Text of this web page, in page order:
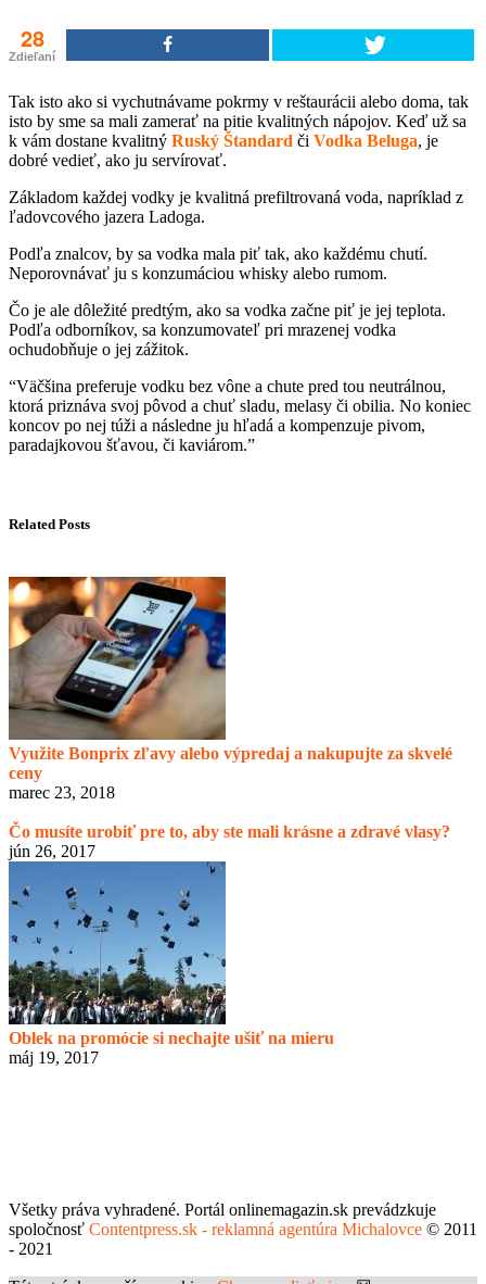
28
Zdieľaní
Tak isto ako si vychutnávame pokrmy v reštaurácii alebo doma, tak
isto by sme sa mali zamerať na pitie kvalitných nápojov. Keď už sa
k vám dostane kvalitný Ruský Štandard či Vodka Beluga, je
dobré vedieť, ako ju servírovať.
Základom každej vodky je kvalitná prefiltrovaná voda, napríklad z
ľadovcového jazera Ladoga.
Podľa znalcov, by sa vodka mala piť tak, ako každému chutí.
Neporovnávať ju s konzumáciou whisky alebo rumom.
Čo je ale dôležité predtým, ako sa vodka začne piť je jej teplota.
Podľa odborníkov, sa konzumovateľ pri mrazenej vodka
ochudobňuje o jej zážitok.
“Väčšina preferuje vodku bez vône a chute pred tou neutrálnou,
ktorá priznáva svoj pôvod a chuť sladu, melasy či obilia. No koniec
koncov po nej túži a následne ju hľadá a kompenzuje pivom,
paradajkovou šťavou, či kaviárom.”
Related Posts
Využite Bonprix zľavy alebo výpredaj a nakupujte za skvelé
ceny
marec 23, 2018
Čo musíte urobiť pre to, aby ste mali krásne a zdravé vlasy?
jún 26, 2017
Oblek na promócie si nechajte ušiť na mieru
máj 19, 2017
Všetky práva vyhradené. Portál onlinemagazin.sk prevádzkuje
spoločnosť Contentpress.sk - reklamná agentúra Michalovce © 2011
- 2021